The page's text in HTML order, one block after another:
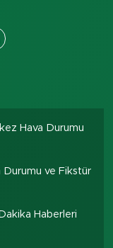
Hava Durumu
Durumu ve Fikstür
Haberleri